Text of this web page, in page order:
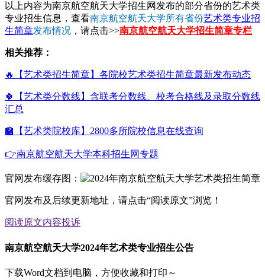
以上内容为南京航空航天大学招生网发布的部分省份的艺术类
专业招生信息，查看南京航空航天大学所有省份艺术类专业招
生简章发布情况 ，请点击>>南京航空航天大学招生简章专栏
相关推荐：
🔥【艺术类招生简章】各院校艺术类招生简章最新发布动态
🍀【艺术类分数线】含联考分数线、校考合格线及录取分数线
汇总
🏫【艺术类院校库】2800多所院校信息在线查询
👉南京航空航天大学本科招生网专题
官网发布缓存图：
官网发布及后续更新地址，请点击“阅读原文”浏览！
阅读原文内容投诉
南京航空航天大学2024年艺术类专业招生公告
下载Word文档到电脑，方便收藏和打印～